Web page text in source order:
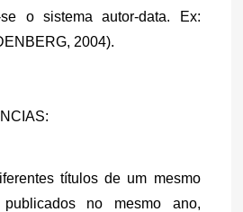
se o sistema autor-data. Ex:
2004).
títulos de um mesmo
publicados no mesmo ano,